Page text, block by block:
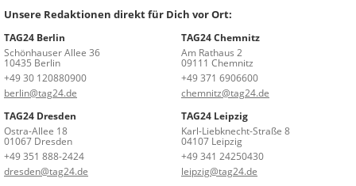
Unsere Redaktionen direkt für Dich vor Ort:
TAG24 Berlin
Schönhauser Allee 36
10435 Berlin
+49 30 120880900
berlin@tag24.de
TAG24 Chemnitz
Am Rathaus 2
09111 Chemnitz
+49 371 6906600
chemnitz@tag24.de
TAG24 Dresden
Ostra-Allee 18
01067 Dresden
+49 351 888-2424
dresden@tag24.de
TAG24 Leipzig
Karl-Liebknecht-Straße 8
04107 Leipzig
+49 341 24250430
leipzig@tag24.de